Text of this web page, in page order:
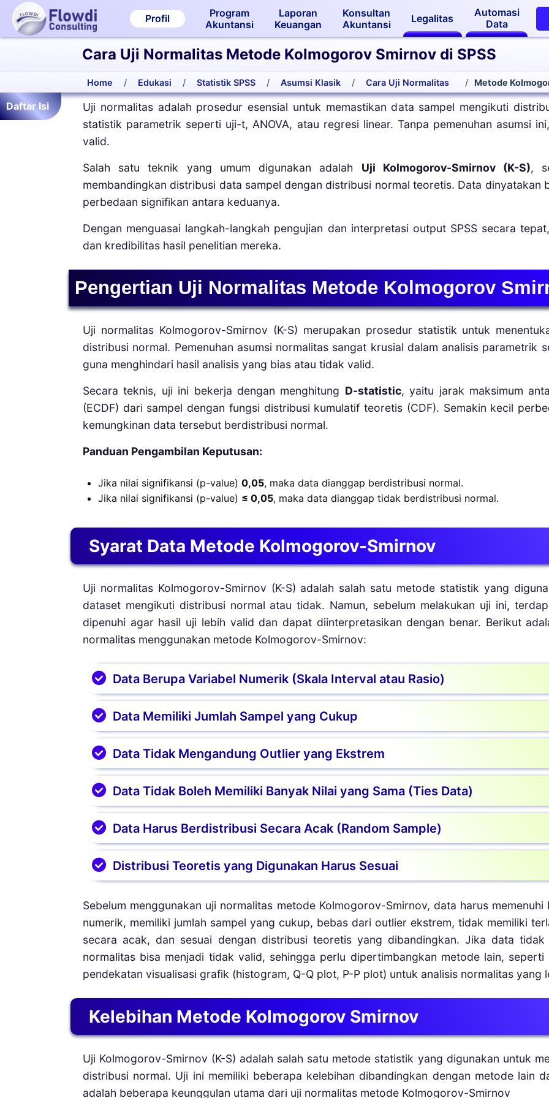
Profil
Program
Akuntansi
Laporan
Keuangan
Konsultan
Akuntansi
Legalitas
Automasi
Data
Cara Uji Normalitas Metode Kolmogorov Smirnov di SPSS
Home Edukasi Statistik SPSS Asumsi Klasik Cara Uji Normalitas Metode
Daftar Isi
Uji normalitas adalah prosedur esensial untuk memastikan data sampel mengikuti
statistik parametrik seperti uji-t, ANOVA, atau regresi linear. Tanpa pemenuhan asumsi
valid.
Salah satu teknik yang umum digunakan adalah Uji Kolmogorov-Smirnov (K-S),
membandingkan distribusi data sampel dengan distribusi normal teoretis. Data
perbedaan signifikan antara keduanya.
Dengan menguasai langkah-langkah pengujian dan interpretasi output SPSS secara
dan kredibilitas hasil penelitian mereka.
Pengertian Uji Normalitas Metode Kolmogorov
Uji normalitas Kolmogorov-Smirnov (K-S) merupakan prosedur statistik untuk
distribusi normal. Pemenuhan asumsi normalitas sangat krusial dalam analisis parametrik
guna menghindari hasil analisis yang bias atau tidak valid.
Secara teknis, uji ini bekerja dengan menghitung D-statistic, yaitu jarak maksimum
(ECDF) dari sampel dengan fungsi distribusi kumulatif teoretis (CDF). Semakin kecil
kemungkinan data tersebut berdistribusi normal.
Panduan Pengambilan Keputusan:
Jika nilai signifikansi (p-value) 0,05, maka data dianggap berdistribusi normal.
Jika nilai signifikansi (p-value) ≤ 0,05, maka data dianggap tidak berdistribusi normal.
Syarat Data Metode Kolmogorov-Smirnov
Uji normalitas Kolmogorov-Smirnov (K-S) adalah salah satu metode statistik yang
dataset mengikuti distribusi normal atau tidak. Namun, sebelum melakukan uji ini,
dipenuhi agar hasil uji lebih valid dan dapat diinterpretasikan dengan benar. Berikut
normalitas menggunakan metode Kolmogorov-Smirnov:
Data Berupa Variabel Numerik (Skala Interval atau Rasio)
Uji Kolmogorov-Smirnov hanya dapat digunakan untuk data numerik
rasio. Metode statistik ini tidak dapat diterapkan pada data kategorikal
pelanggan atau status sosial.
Data Memiliki Jumlah Sampel yang Cukup
Uji Kolmogorov-Smirnov lebih efektif jika diterapkan pada jumlah sampel
ideal minimal 30 sampel (n ≥ 30). Untuk sampel kecil di bawah 30, uji
karena akurasinya yang lebih tinggi.
Data Tidak Mengandung Outlier yang Ekstrem
Adanya data pencilan (outlier) dapat merusak kerataan kurva dan
normal. Sebelum pengujian dilakukan, keberadaan outlier wajib diperiksa
standardisasi nilai Z-score agar bisa ditangani terlebih dahulu.
Data Tidak Boleh Memiliki Banyak Nilai yang Sama (Ties Data)
Dataset yang didominasi oleh nilai yang sama (ties data) akan
Smirnov. Fenomena ini sering dijumpai pada data diskrit dengan rentang
seperti Q-Q plot dapat menjadi solusi alternatif.
Data Harus Berdistribusi Secara Acak (Random Sample)
Sampel data penelitian harus diambil menggunakan teknik pengunduhan
berdasarkan seleksi subjektif. Sampel yang tidak representatif akan
Distribusi Teoretis yang Digunakan Harus Sesuai
teoretis. Ketidaksesuaian penetapan parameter mean dan standar
menghasilkan kesimpulan pengujian yang keliru.
Sebelum menggunakan uji normalitas metode Kolmogorov-Smirnov, data harus
numerik, memiliki jumlah sampel yang cukup, bebas dari outlier ekstrem, tidak memiliki
secara acak, dan sesuai dengan distribusi teoretis yang dibandingkan. Jika data
normalitas bisa menjadi tidak valid, sehingga perlu dipertimbangkan metode lain,
pendekatan visualisasi grafik (histogram, Q-Q plot, P-P plot) untuk analisis normalitas yang
Kelebihan Metode Kolmogorov Smirnov
Uji Kolmogorov-Smirnov (K-S) adalah salah satu metode statistik yang digunakan untuk
distribusi normal. Uji ini memiliki beberapa kelebihan dibandingkan dengan metode lain
adalah beberapa keunggulan utama dari uji normalitas metode Kolmogorov-Smirnov